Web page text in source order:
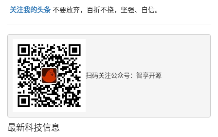
关注我的头条 不要放弃，百折不挠，坚强、自信。
扫码关注公众号：智享开源
最新科技信息